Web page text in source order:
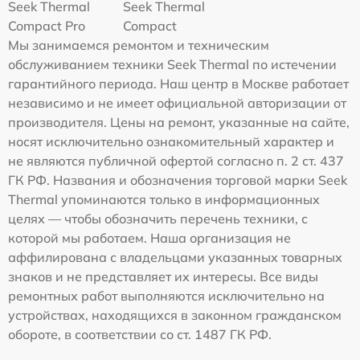
Seek Thermal
Compact Pro
Seek Thermal
Compact
Мы занимаемся ремонтом и техническим
обслуживанием техники Seek Thermal по истечении
гарантийного периода. Наш центр в Москве работает
независимо и не имеет официальной авторизации от
производителя. Цены на ремонт, указанные на сайте,
носят исключительно ознакомительный характер и
не являются публичной офертой согласно п. 2 ст. 437
ГК РФ. Названия и обозначения торговой марки Seek
Thermal упоминаются только в информационных
целях — чтобы обозначить перечень техники, с
которой мы работаем. Наша организация не
аффилирована с владельцами указанных товарных
знаков и не представляет их интересы. Все виды
ремонтных работ выполняются исключительно на
устройствах, находящихся в законном гражданском
обороте, в соответствии со ст. 1487 ГК РФ.